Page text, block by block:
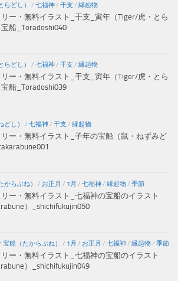
らどし） / 七福神/ 干支 / 縁起物
ー・無料イラスト_干支_寅年（Tiger/虎・とら
宝船_Toradoshi040
らどし） / 七福神/ 干支 / 縁起物
ー・無料イラスト_干支_寅年（Tiger/虎・とら
宝船_Toradoshi039
どし） / 七福神/ 干支 / 縁起物
ー・無料イラスト_子年の宝船（鼠・ねずみど
からぶね） / お正月 / 1月 / 七福神/ 縁起物/ 季節
ー・無料イラスト_七福神の宝船のイラスト
）_shichifukujin050
宝船（たからぶね） / 1月 / お正月 / 七福神/ 縁起物/ 季節
ー・無料イラスト_七福神の宝船のイラスト
）_shichifukujin049